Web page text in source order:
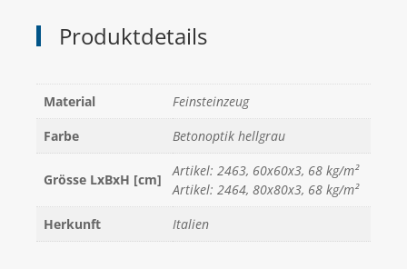
Produktdetails
Material
Feinsteinzeug
Farbe
Betonoptik hellgrau
Grösse LxBxH [cm]
Artikel: 2463, 60x60x3, 68 kg/m²
Artikel: 2464, 80x80x3, 68 kg/m²
Herkunft
Italien